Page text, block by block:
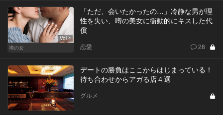
Vol.4
噂の女
「ただ、会いたかったの…」冷静な男が理
性を失い、噂の美女に衝動的にキスした代
償
恋愛 28
デートの勝負はここからはじまっている！
待ち合わせからアガる店４選
グルメ